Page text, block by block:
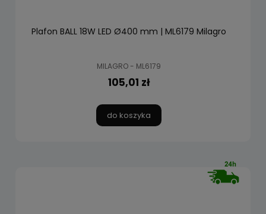
Plafon BALL 18W LED Ø400 mm | ML6179 Milagro
MILAGRO - ML6179
105,01 zł
do koszyka